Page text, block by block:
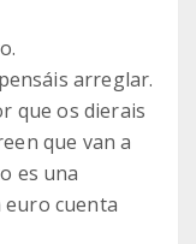
arreglar.
que os dierais
que van a
es una
euro cuenta